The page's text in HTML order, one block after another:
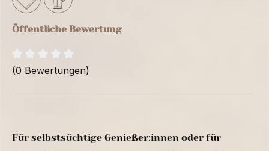
Öffentliche Bewertung
(0 Bewertungen)
Für selbstsüchtige Genießer:innen oder für